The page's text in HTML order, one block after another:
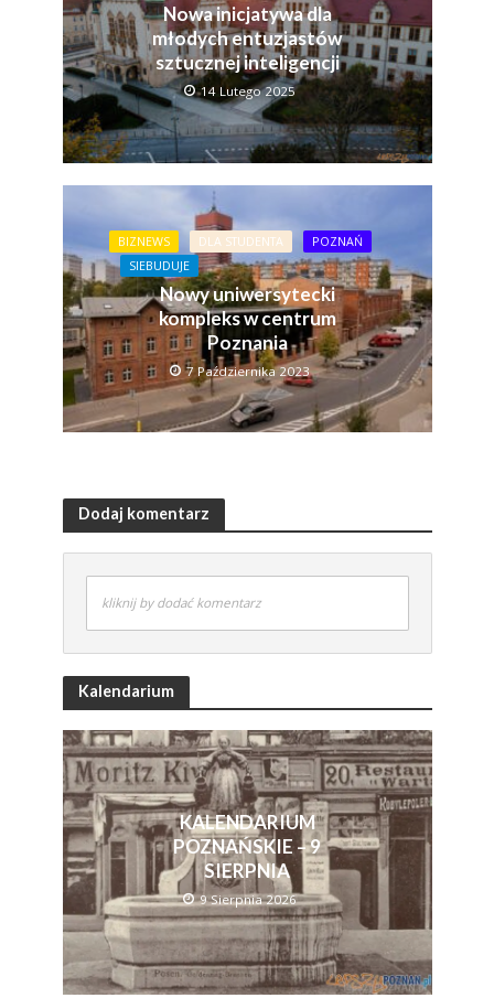
Nowa inicjatywa dla
młodych entuzjastów
sztucznej inteligencji
14 Lutego 2025
BIZNEWS DLA STUDENTA
POZNAŃ
SIEBUDUJE
Nowy uniwersytecki
kompleks w centrum
Poznania
7 Października 2023
Dodaj komentarz
kliknij by dodać komentarz
Kalendarium
KALENDARIUM
POZNAŃSKIE – 9
SIERPNIA
9 Sierpnia 2026